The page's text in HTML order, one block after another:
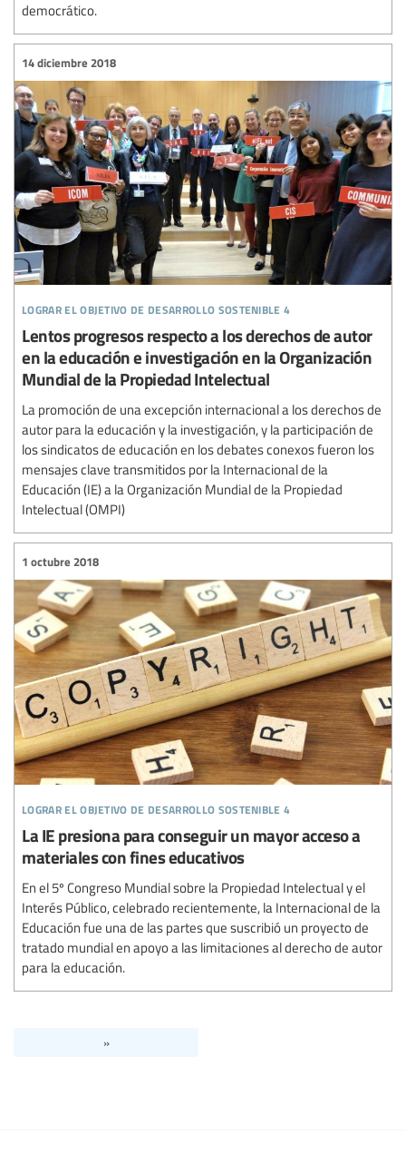
democrático.
lograr el objetivo de desarrollo sostenible 4
14 diciembre 2018
Lentos progresos respecto a los derechos de autor
en la educación e investigación en la Organización
Mundial de la Propiedad Intelectual
La promoción de una excepción internacional a los derechos de
autor para la educación y la investigación, y la participación de
los sindicatos de educación en los debates conexos fueron los
mensajes clave transmitidos por la Internacional de la
Educación (IE) a la Organización Mundial de la Propiedad
Intelectual (OMPI)
lograr el objetivo de desarrollo sostenible 4
1 octubre 2018
La IE presiona para conseguir un mayor acceso a
materiales con fines educativos
En el 5º Congreso Mundial sobre la Propiedad Intelectual y el
Interés Público, celebrado recientemente, la Internacional de la
Educación fue una de las partes que suscribió un proyecto de
tratado mundial en apoyo a las limitaciones al derecho de autor
para la educación.
»